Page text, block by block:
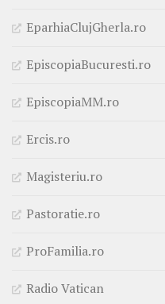
EparhiaClujGherla.ro
EpiscopiaBucuresti.ro
EpiscopiaMM.ro
Ercis.ro
Magisteriu.ro
Pastoratie.ro
ProFamilia.ro
Radio Vatican